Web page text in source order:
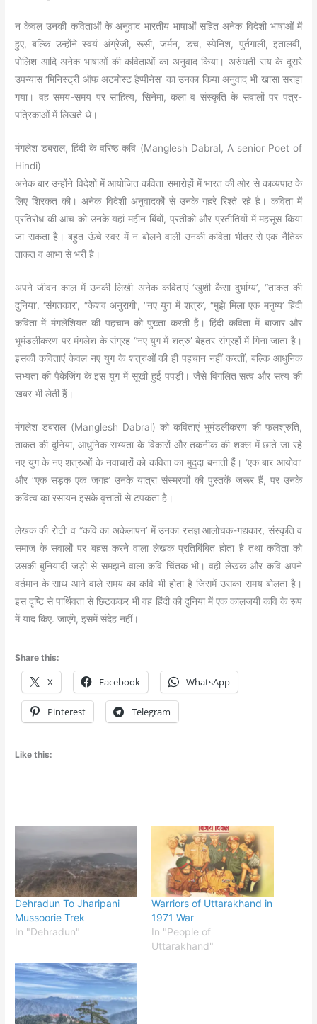
न केवल उनकी कविताओं के अनुवाद भारतीय भाषाओं सहित अनेक विदेशी भाषाओं में
हुए, बल्कि उन्होंने स्वयं अंग्रेजी, रूसी, जर्मन, डच, स्पेनिश, पुर्तगाली, इतालवी,
पोलिश आदि अनेक भाषाओं की कविताओं का अनुवाद किया। अरुंधती राय के दूसरे
उपन्यास ‘मिनिस्ट्री ऑफ अटमोस्ट हैप्पीनेस’ का उनका किया अनुवाद भी खासा सराहा
गया। वह समय-समय पर साहित्य, सिनेमा, कला व संस्कृति के सवालों पर पत्र-
पत्रिकाओं में लिखते थे।
मंगलेश डबराल, हिंदी के वरिष्ठ कवि (Manglesh Dabral, A senior Poet of
Hindi)
अनेक बार उन्होंने विदेशों में आयोजित कविता समारोहों में भारत की ओर से काव्यपाठ के
लिए शिरकत की। अनेक विदेशी अनुवादकों से उनके गहरे रिश्ते रहे है। कविता में
प्रतिरोध की आंच को उनके यहां महीन बिंबों, प्रतीकों और प्रतीतियों में महसूस किया
जा सकता है। बहुत ऊंचे स्वर में न बोलने वाली उनकी कविता भीतर से एक नैतिक
ताकत व आभा से भरी है।
अपने जीवन काल में उनकी लिखी अनेक कविताएं ‘खुशी कैसा दुर्भाग्य’, “ताकत की
दुनिया’, ‘संगतकार’, “केशव अनुरागी’, “नए युग में शत्रु’, “मुझे मिला एक मनुष्य’ हिंदी
कविता में मंगलेशियत की पहचान को पुख्ता करती हैं। हिंदी कविता में बाजार और
भूमंडलीकरण पर मंगलेश के संग्रह “नए युग में शत्रु’ बेहतर संग्रहों में गिना जाता है।
इसकी कविताएं केवल नए युग के शत्रुओं की ही पहचान नहीं करतीं, बल्कि आधुनिक
सभ्यता की पैकेजिंग के इस युग में सूखी हुई पपड़ी। जैसे विगलित सत्व और सत्य की
खबर भी लेती हैं।
मंगलेश डबराल (Manglesh Dabral) को कविताएं भूमंडलीकरण की फलश्रुति,
ताकत की दुनिया, आधुनिक सभ्यता के विकारों और तकनीक की शक्ल में छाते जा रहे
नए युग के नए शत्रुओं के नवाचारों को कविता का मुद॒दा बनाती हैं। ‘एक बार आयोवा’
और “एक सड़क एक जगह’ उनके यात्रा संस्मरणों की पुस्तकें जरूर हैं, पर उनके
कवित्व का रसायन इसके वृत्तांतों से टपकता है।
लेखक की रोटी’ व “कवि का अकेलापन’ में उनका रसज्ञ आलोचक-गद्यकार, संस्कृति व
समाज के सवालों पर बहस करने वाला लेखक प्रतिबिंबित होता है तथा कविता को
उसकी बुनियादी जड़ों से समझने वाला कवि चिंतक भी। वही लेखक और कवि अपने
वर्तमान के साथ आने वाले समय का कवि भी होता है जिसमें उसका समय बोलता है।
इस दृष्टि से पार्थिवता से छिटककर भी वह हिंदी की दुनिया में एक कालजयी कवि के रूप
में याद किए. जाएंगे, इसमें संदेह नहीं।
Share this:
X Facebook WhatsApp
Pinterest Telegram
Like this:
Dehradun To Jharipani
Mussoorie Trek
In "Dehradun"
Warriors of Uttarakhand in
1971 War
In "People of
Uttarakhand"